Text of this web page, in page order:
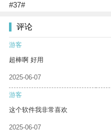
#37#
评论
游客
超棒啊 好用
2025-06-07
游客
这个软件我非常喜欢
2025-06-07